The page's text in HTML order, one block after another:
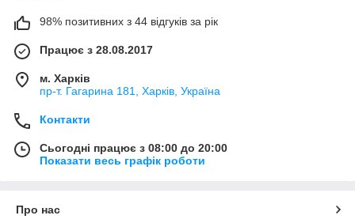
98% позитивних з 44 відгуків за рік
Працює з 28.08.2017
м. Харків
пр-т. Гагарина 181, Харків, Україна
Контакти
Сьогодні працює з 08:00 до 20:00
Показати весь графік роботи
Про нас